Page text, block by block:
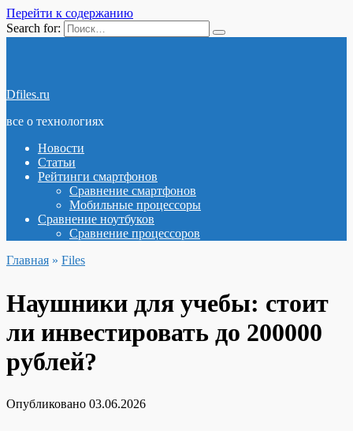
Перейти к содержанию
Search for:
Dfiles.ru
все о технологиях
Новости
Статьи
Рейтинги смартфонов
Сравнение смартфонов
Мобильные процессоры
Сравнение ноутбуков
Сравнение процессоров
Главная » Files
Наушники для учебы: стоит
ли инвестировать до 200000
рублей?
Опубликовано 03.06.2026